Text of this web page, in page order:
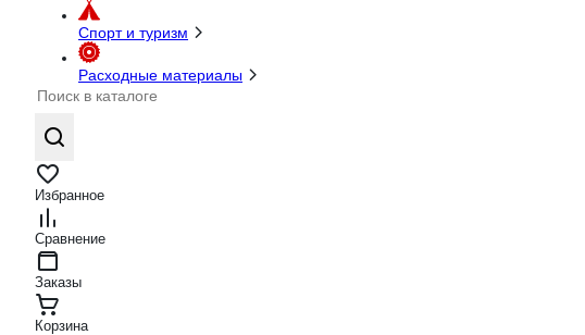
Спорт и туризм
Расходные материалы
Избранное
Сравнение
Заказы
Корзина